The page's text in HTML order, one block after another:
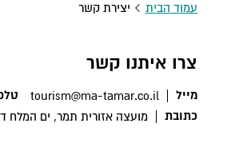
עמוד הבית יצירת קשר
צרו איתנו קשר
מייל tourism@ma-tamar.co.il
כתובת מועצה אזורית תמר, ים המלח דרך